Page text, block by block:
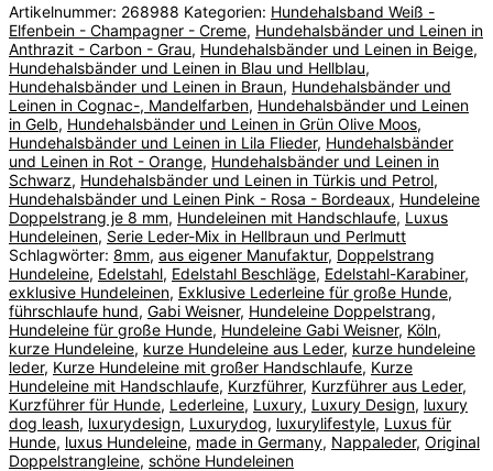
Artikelnummer: 268988 Kategorien: Hundehalsband Weiß -
Elfenbein - Champagner - Creme, Hundehalsbänder und Leinen in
Anthrazit - Carbon - Grau, Hundehalsbänder und Leinen in Beige,
Hundehalsbänder und Leinen in Blau und Hellblau,
Hundehalsbänder und Leinen in Braun, Hundehalsbänder und
Leinen in Cognac-, Mandelfarben, Hundehalsbänder und Leinen
in Gelb, Hundehalsbänder und Leinen in Grün Olive Moos,
Hundehalsbänder und Leinen in Lila Flieder, Hundehalsbänder
und Leinen in Rot - Orange, Hundehalsbänder und Leinen in
Schwarz, Hundehalsbänder und Leinen in Türkis und Petrol,
Hundehalsbänder und Leinen Pink - Rosa - Bordeaux, Hundeleine
Doppelstrang je 8 mm, Hundeleinen mit Handschlaufe, Luxus
Hundeleinen, Serie Leder-Mix in Hellbraun und Perlmutt
Schlagwörter: 8mm, aus eigener Manufaktur, Doppelstrang
Hundeleine, Edelstahl, Edelstahl Beschläge, Edelstahl-Karabiner,
exklusive Hundeleinen, Exklusive Lederleine für große Hunde,
führschlaufe hund, Gabi Weisner, Hundeleine Doppelstrang,
Hundeleine für große Hunde, Hundeleine Gabi Weisner, Köln,
kurze Hundeleine, kurze Hundeleine aus Leder, kurze hundeleine
leder, Kurze Hundeleine mit großer Handschlaufe, Kurze
Hundeleine mit Handschlaufe, Kurzführer, Kurzführer aus Leder,
Kurzführer für Hunde, Lederleine, Luxury, Luxury Design, luxury
dog leash, luxurydesign, Luxurydog, luxurylifestyle, Luxus für
Hunde, luxus Hundeleine, made in Germany, Nappaleder, Original
Doppelstrangleine, schöne Hundeleinen